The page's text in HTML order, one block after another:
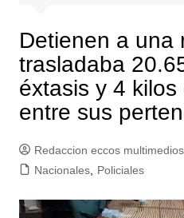
Detienen a una
trasladaba
éxtasis y 4
entre sus
Redaccion eccos multimedios
Nacionales, Policiales